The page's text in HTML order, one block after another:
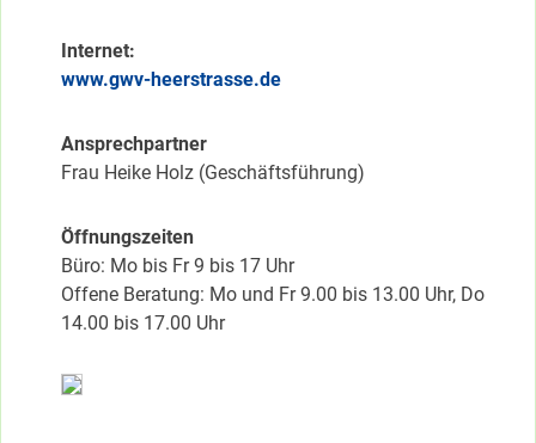
Internet:
www.gwv-heerstrasse.de
Ansprechpartner
Frau Heike Holz (Geschäftsführung)
Öffnungszeiten
Büro: Mo bis Fr 9 bis 17 Uhr
Offene Beratung: Mo und Fr 9.00 bis 13.00 Uhr, Do
14.00 bis 17.00 Uhr